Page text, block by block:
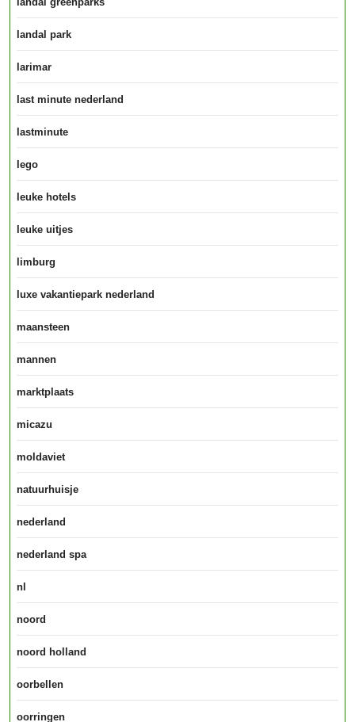
landal park
larimar
last minute nederland
lastminute
lego
leuke hotels
leuke uitjes
limburg
luxe vakantiepark nederland
maansteen
mannen
marktplaats
micazu
moldaviet
natuurhuisje
nederland
nederland spa
nl
noord
noord holland
oorbellen
oorringen